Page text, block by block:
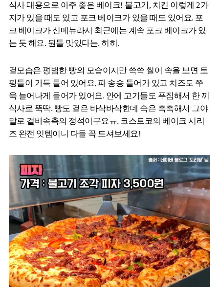
식사 대용으로 아주 좋은 베이크! 불고기, 치킨 이렇게 2가
지가 있을 때도 있고 포크 베이크가 있을 때도 있어요. 포
크 베이크가 신메뉴라서 최근에는 계속 포크 베이크가 있
는 듯 해요. 뭔들 맛있다는. 히히.
겉모습은 평범한 빵의 모습이지만 쓱쓱 썰어 속을 보면 토
핑들이 가득 들어 있어요. 파 송송 들어가 있고 치즈도 쭈
욱 늘어나게 들어가 있어요. 안에 고기들도 푸짐해서 한 끼
식사로 뚝딱. 빵도 겉은 바삭바삭한데 속은 촉촉해서 그야
말로 겉바속촉의 정석이구요ㅠ. 코스트코의 베이크 시리
즈 완전 잇템이니 다들 꼭 드셔보세요!